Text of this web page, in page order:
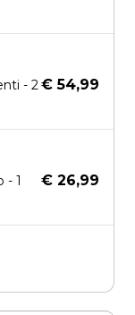
- 2€ 54,99
- 1
€ 26,99